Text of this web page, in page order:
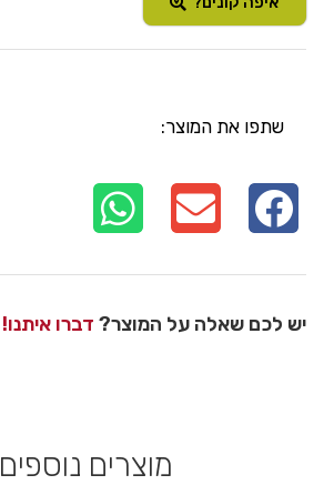
שתפו את המוצר:
יש לכם שאלה על המוצר? דברו איתנו!
מוצרים נוספים